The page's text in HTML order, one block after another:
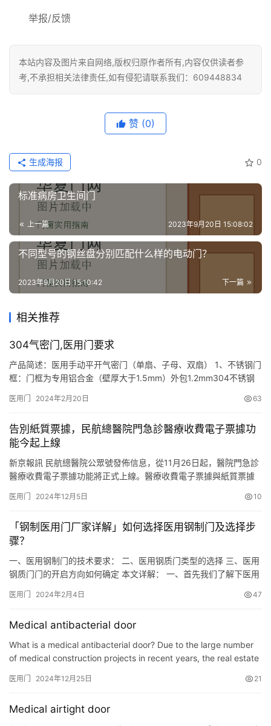
装
业
讯
联
我
举报/反馈
本站内容及图片来自网络,版权归原作者所有,内容仅供读者参
考,不承担相关法律责任,如有侵犯请联系我们：609448834
赞 (0)
0
生成海报
标准病房卫生间门
上一篇 2023年9月20日 15:08:02
不同型号的钢丝盘分别匹配什么样的电动门？
下一篇
2023年9月20日 15:10:42
相关推荐
304气密门,医用门要求
产品简述：医用手动平开气密门（单扇、子母、双扇） 1、不锈钢门
框：门框为专用铝合金（壁厚大于1.5mm）外包1.2mm304不锈钢
双扇门中缝重叠处嵌设同类密封条 3、不锈钢门框厚度103mm。
（颜色按用户要求）。 5、门体厚度41mm。…
医用门 2024年2月20日 63
告別紙質票據，民航總醫院門急診醫療收費電子票據功
能今起上線
新京報訊 民航總醫院公眾號發佈信息，從11月26日起，醫院門急診
醫療收費電子票據功能將正式上線。醫療收費電子票據與紙質票據
升廣大患者就醫體驗，讓患者在就醫過程中享受到更加便捷的服
医用门 2024年12月5日 10
「钢制医用门厂家详解」如何选择医用钢制门及选择步
骤？
一、医用钢制门的技术要求： 二、医用钢质门类型的选择 三、医用
钢质门门的开启方向如何确定 本文详解： 一、首先我们了解下医用
门框的钢板厚度，目前市场上标准的医用钢质门门框钢板厚度为
框上带嵌入式可拆洗密封条，详见下图： 根据上图，结合工…
医用门 2024年2月4日 47
Medical antibacterial door
What is a medical antibacterial door? Due to the large number
of medical construction projects in recent years, the real estate
医用门 2024年12月25日 21
Medical airtight door